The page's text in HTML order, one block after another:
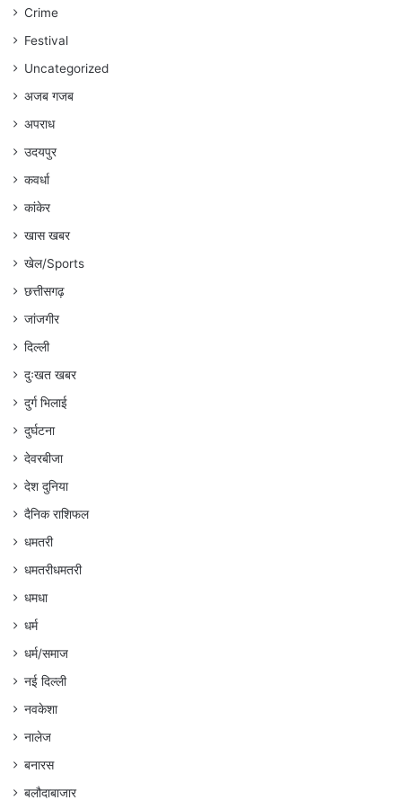
अंकित
गौरहा
Crime
Festival
Uncategorized
अजब गजब
अपराध
उदयपुर
कवर्धा
कांकेर
खास खबर
खेल/Sports
छत्तीसगढ़
जांजगीर
दिल्ली
दुःखत खबर
दुर्ग भिलाई
दुर्घटना
देवरबीजा
देश दुनिया
दैनिक राशिफल
धमतरी
धमतरीधमतरी
धमधा
धर्म
धर्म/समाज
नई दिल्ली
नवकेशा
नालेज
बनारस
बलौदाबाजार